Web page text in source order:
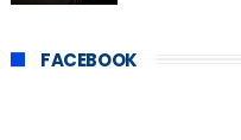
FACEBOOK